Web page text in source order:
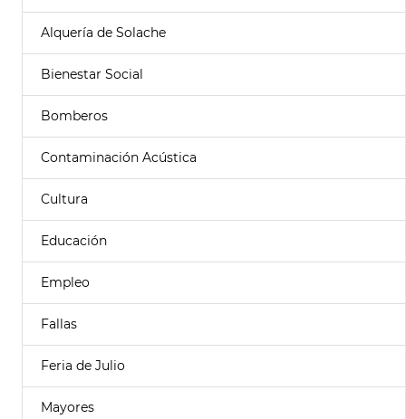
Alquería de Solache
Bienestar Social
Bomberos
Contaminación Acústica
Cultura
Educación
Empleo
Fallas
Feria de Julio
Mayores